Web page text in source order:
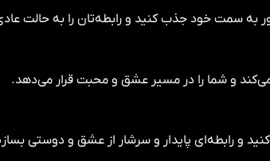
می‌کند و شما را در مسیر عشق و محبت قرار می‌دهد.
و رابطه‌ای پایدار و سرشار از عشق و دوستی